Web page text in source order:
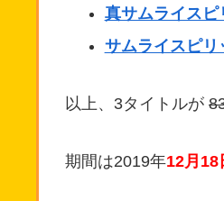
真サムライスピ
サムライスピリ
以上、3タイトルが
期間は2019年12月18